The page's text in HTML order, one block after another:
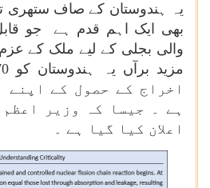
بھی ایک اہم قدم ہے جو
والی بجلی کے لیے ملک کے
اخراج کے حصول کے اپنے
ہے ۔ جیسا کہ وزیر
اعلان کیا گیا ہے ۔